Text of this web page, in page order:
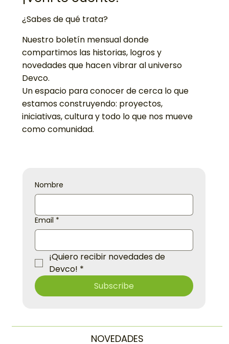
¡Vení te cuento!
¿Sabes de qué trata?
Nuestro boletín mensual donde
compartimos las historias, logros y
novedades que hacen vibrar al universo
Devco.
Un espacio para conocer de cerca lo que
estamos construyendo: proyectos,
Nombre
Email *
¡Quiero recibir novedades de